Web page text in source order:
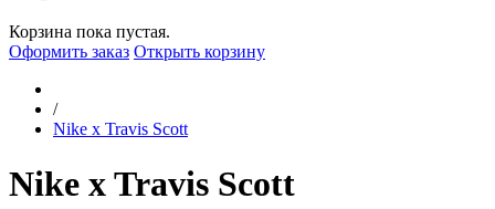
Корзина пока пустая.
Оформить заказ Открыть корзину
/
Nike x Travis Scott
Nike x Travis Scott